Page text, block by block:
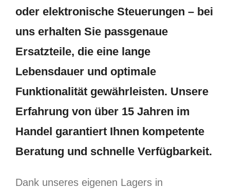
oder elektronische Steuerungen – bei
uns erhalten Sie passgenaue
Ersatzteile, die eine lange
Lebensdauer und optimale
Funktionalität gewährleisten. Unsere
Erfahrung von über 15 Jahren im
Handel garantiert Ihnen kompetente
Beratung und schnelle Verfügbarkeit.
Dank unseres eigenen Lagers in